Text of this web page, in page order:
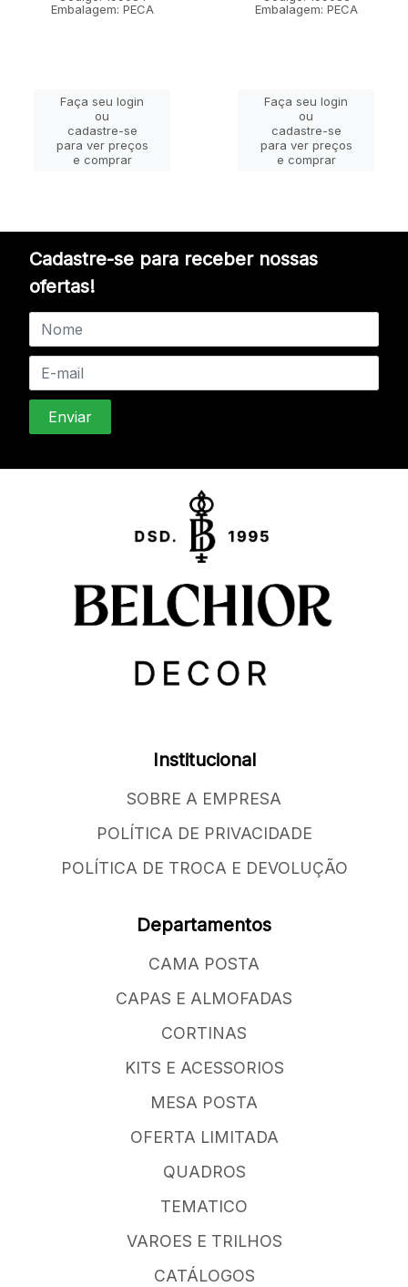
Embalagem: PECA
Faça seu login
ou
cadastre-se
para ver preços
e comprar
Embalagem: PECA
Faça seu login
ou
cadastre-se
para ver preços
e comprar
Cadastre-se para receber nossas
ofertas!
Institucional
SOBRE A EMPRESA
POLÍTICA DE PRIVACIDADE
POLÍTICA DE TROCA E DEVOLUÇÃO
Departamentos
CAMA POSTA
CAPAS E ALMOFADAS
CORTINAS
KITS E ACESSORIOS
MESA POSTA
OFERTA LIMITADA
QUADROS
TEMATICO
VAROES E TRILHOS
CATÁLOGOS